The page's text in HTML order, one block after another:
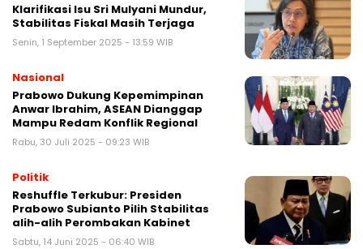
Klarifikasi Isu Sri Mulyani Mundur,
Stabilitas Fiskal Masih Terjaga
Senin, 1 September 2025 - 13:59 WIB
Nasional
Prabowo Dukung Kepemimpinan
Anwar Ibrahim, ASEAN Dianggap
Mampu Redam Konflik Regional
Rabu, 30 Juli 2025 - 09:23 WIB
Politik
Reshuffle Terkubur: Presiden
Prabowo Subianto Pilih Stabilitas
alih-alih Perombakan Kabinet
Sabtu, 14 Juni 2025 - 06:40 WIB